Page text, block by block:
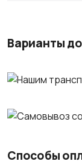
Варианты
Способы